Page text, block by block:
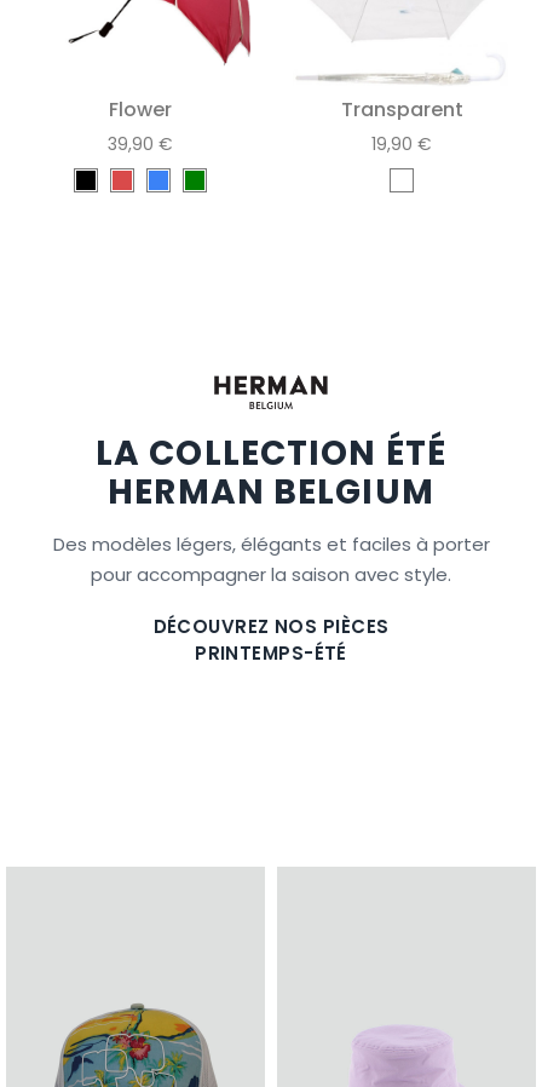
Flower
39,90 €
Transparent
19,90 €
LA COLLECTION ÉTÉ
HERMAN BELGIUM
Des modèles légers, élégants et faciles à porter
pour accompagner la saison avec style.
DÉCOUVREZ NOS PIÈCES
PRINTEMPS-ÉTÉ